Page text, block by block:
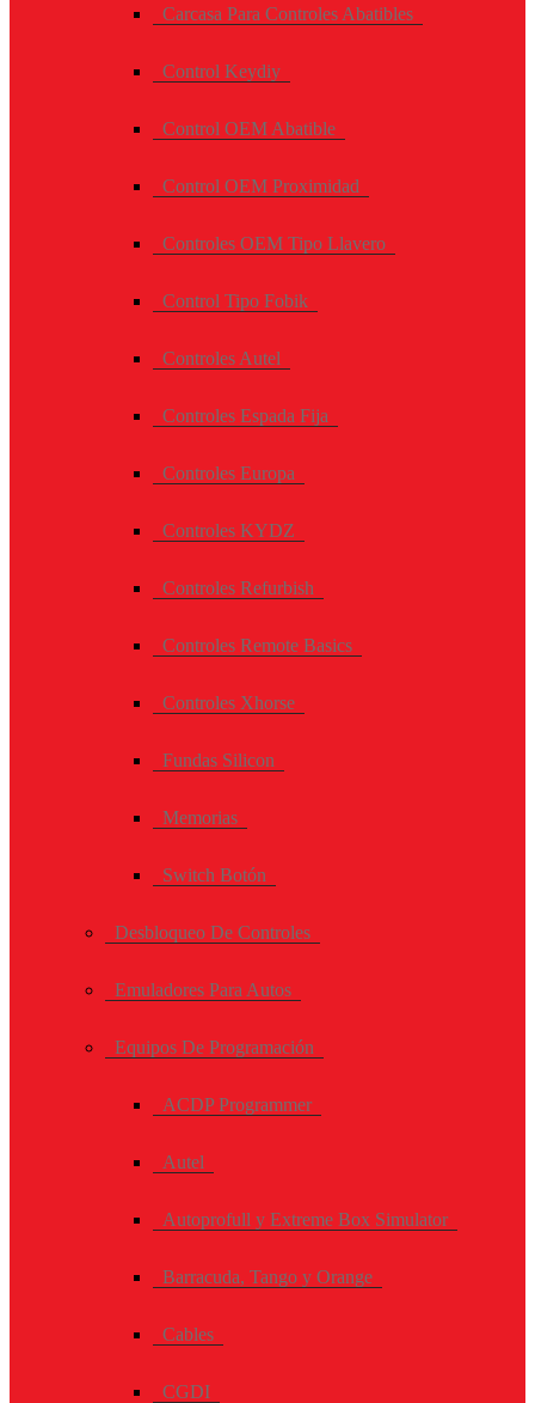
Carcasa Para Controles Abatibles
Control Keydiy
Control OEM Abatible
Control OEM Proximidad
Controles OEM Tipo Llavero
Control Tipo Fobik
Controles Autel
Controles Espada Fija
Controles Europa
Controles KYDZ
Controles Refurbish
Controles Remote Basics
Controles Xhorse
Fundas Silicon
Memorias
Switch Botón
Desbloqueo De Controles
Emuladores Para Autos
Equipos De Programación
ACDP Programmer
Autel
Autoprofull y Extreme Box Simulator
Barracuda, Tango y Orange
Cables
CGDI